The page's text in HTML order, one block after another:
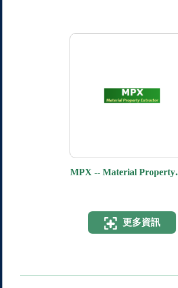
MPX -- Material Property
更多資訊